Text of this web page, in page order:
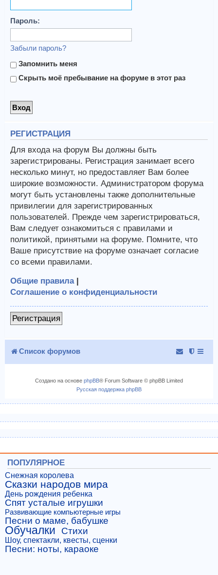
Пароль:
Забыли пароль?
Запомнить меня
Скрыть моё пребывание на форуме в этот раз
РЕГИСТРАЦИЯ
Для входа на форум Вы должны быть
зарегистрированы. Регистрация занимает всего
несколько минут, но предоставляет Вам более
широкие возможности. Администратором форума
могут быть установлены также дополнительные
привилегии для зарегистрированных
пользователей. Прежде чем зарегистрироваться,
Вам следует ознакомиться с правилами и
политикой, принятыми на форуме. Помните, что
Ваше присутствие на форуме означает согласие
со всеми правилами.
Общие правила|
Соглашение о конфиденциальности
Регистрация
Список форумов
Создано на основе phpBB® Forum Software © phpBB Limited
Русская поддержка phpBB
ПОПУЛЯРНОЕ
Снежная королева
Сказки народов мира
День рождения ребенка
Спят усталые игрушки
Развивающие компьютерные игры
Песни о маме, бабушке
Обучалки Стихи
Шоу, спектакли, квесты, сценки
Песни: ноты, караоке